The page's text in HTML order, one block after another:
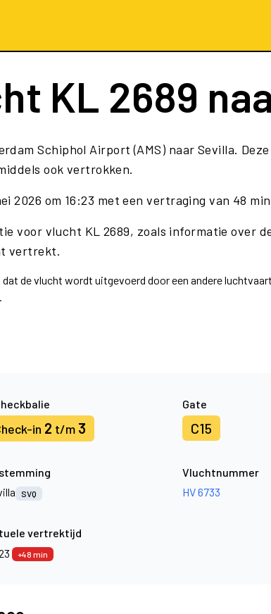
KL 2689
Schiphol Airport (AMS) naar Sevilla. Deze
ook vertrokken.
2026 om 16:23 met een vertraging van 48
voor vlucht KL 2689, zoals informatie over
vertrekt.
de vlucht wordt uitgevoerd door een andere
.
in 2 t/m 3
Gate
C15
SVQ
Vluchtnummer
HV 6733
vertrektijd
+48 min